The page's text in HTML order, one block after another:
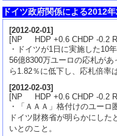
ドイツ政府関係による2012
[2012-02-01]
[NP HDP +0.6 CHDP -0.2
・ドイツが1日に実施した10
56億8300万ユーロの応札が
ら1.82％に低下し、応札倍率
[2012-02-03]
[NP HDP +0.6 CHDP -0.2
・「ＡＡＡ」格付けのユー
ドイツ財務省が明らかにし
いとのこと。